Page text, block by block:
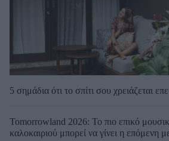
5 σημάδια ότι το σπίτι σου χρειάζεται
Tomorrowland 2026: Το πιο επικό
καλοκαιριού μπορεί να γίνει η επόμενη